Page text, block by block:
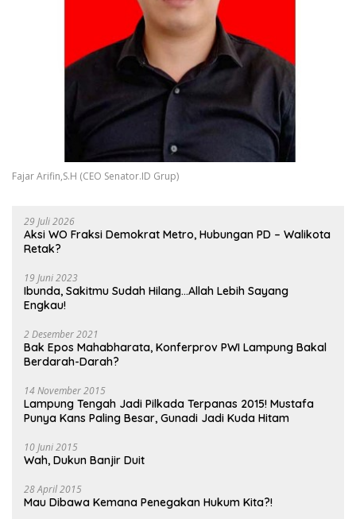
Fajar Arifin,S.H (CEO Senator.ID Grup)
29 Juli 2026
Aksi WO Fraksi Demokrat Metro, Hubungan PD – Walikota
Retak?
19 Juni 2023
Ibunda, Sakitmu Sudah Hilang…Allah Lebih Sayang
Engkau!
2 Desember 2021
Bak Epos Mahabharata, Konferprov PWI Lampung Bakal
Berdarah-Darah?
14 November 2015
Lampung Tengah Jadi Pilkada Terpanas 2015! Mustafa
Punya Kans Paling Besar, Gunadi Jadi Kuda Hitam
10 Juni 2015
Wah, Dukun Banjir Duit
28 April 2015
Mau Dibawa Kemana Penegakan Hukum Kita?!